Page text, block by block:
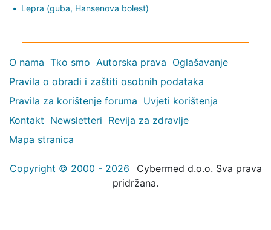
Lepra (guba, Hansenova bolest)
O nama Tko smo Autorska prava Oglašavanje
Pravila o obradi i zaštiti osobnih podataka
Pravila za korištenje foruma Uvjeti korištenja
Kontakt Newsletteri Revija za zdravlje
Mapa stranica
Copyright © 2000 - 2026
Cybermed d.o.o. Sva prava
pridržana.